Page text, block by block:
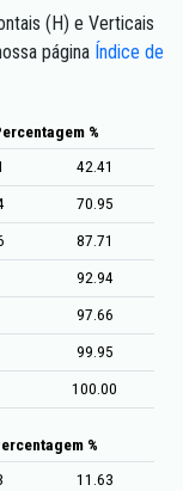
(H) e Verticais
página Índice de
%
42.41
70.95
87.71
92.94
97.66
99.95
100.00
%
11.63